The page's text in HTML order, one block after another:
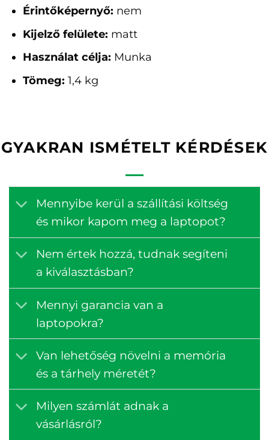
Érintőképernyő: nem
Kijelző felülete: matt
Használat célja: Munka
Tömeg: 1,4 kg
GYAKRAN ISMÉTELT KÉRDÉSEK
Mennyibe kerül a szállítási költség
és mikor kapom meg a laptopot?
Nem értek hozzá, tudnak segíteni
a kiválasztásban?
Mennyi garancia van a
laptopokra?
Van lehetőség növelni a memória
és a tárhely méretét?
Milyen számlát adnak a
vásárlásról?